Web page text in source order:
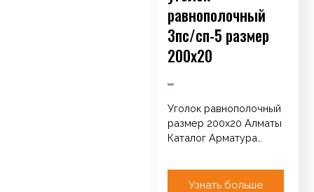
равнополочный
3пс/сп-5 размер
200х20
Уголок равнополочный
размер 200х20 Алматы
Каталог Арматура
Сетка кладочная
Проволока ОК
Узнать больше